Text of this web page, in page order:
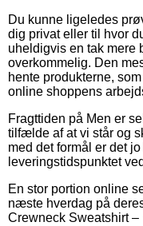
Du kunne ligeledes
dig privat eller til hvor
uheldigvis en tak mere
overkommelig. Den
hente produkterne,
online shoppens
Fragttiden på Men er
tilfælde af at vi står og
med det formål er det
leveringstidspunktet
En stor portion online
næste hverdag på
Crewneck Sweatshirt